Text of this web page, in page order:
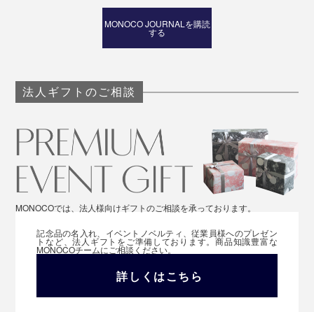
MONOCO JOURNALを購読
する
法人ギフトのご相談
MONOCOでは、法人様向けギフトのご相談を承っております。
記念品の名入れ、イベントノベルティ、従業員様へのプレゼン
トなど、法人ギフトをご準備しております。商品知識豊富な
MONOCOチームにご相談ください。
詳しくはこちら